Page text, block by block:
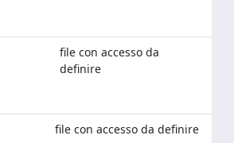
file con accesso da
definire
file con accesso da definire